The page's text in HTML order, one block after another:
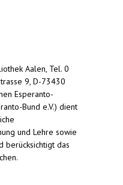
Aalen, Tel. 0
9, D-73430
Esperanto-
Bund e.V.) dient
und Lehre sowie
berücksichtigt das